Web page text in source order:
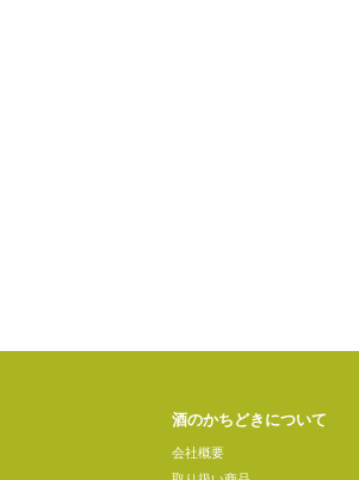
酒のかちどきについて
会社概要